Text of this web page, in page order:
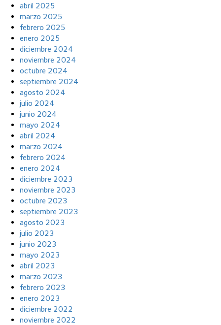
abril 2025
marzo 2025
febrero 2025
enero 2025
diciembre 2024
noviembre 2024
octubre 2024
septiembre 2024
agosto 2024
julio 2024
junio 2024
mayo 2024
abril 2024
marzo 2024
febrero 2024
enero 2024
diciembre 2023
noviembre 2023
octubre 2023
septiembre 2023
agosto 2023
julio 2023
junio 2023
mayo 2023
abril 2023
marzo 2023
febrero 2023
enero 2023
diciembre 2022
noviembre 2022